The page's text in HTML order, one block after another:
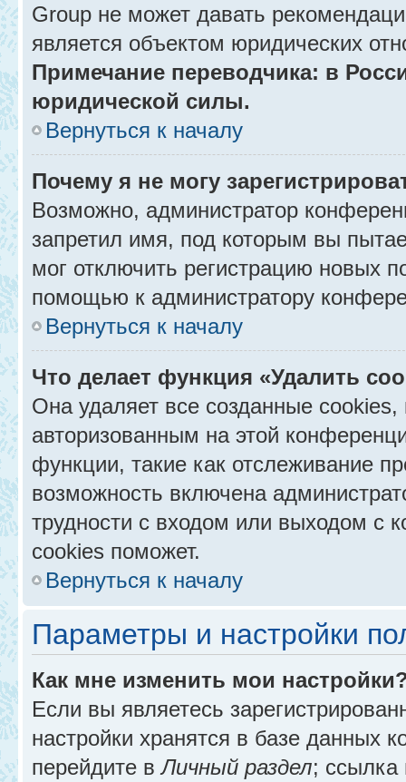
Group не может давать
является объектом юридических
Примечание переводчика: в
юридической силы.
Вернуться к началу
Почему я не могу
Возможно, администратор
запретил имя, под которым вы
мог отключить регистрацию новых
помощью к администратору
Вернуться к началу
Что делает функция «Удалить
Она удаляет все созданные
авторизованным на этой
функции, такие как отслеживание
возможность включена
трудности с входом или выходом с
cookies поможет.
Вернуться к началу
Параметры и настройки
Как мне изменить мои
Если вы являетесь
настройки хранятся в базе данных
перейдите вЛичный раздел; ссылка